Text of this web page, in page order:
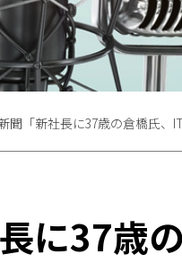
聞「新社長に37歳の倉橋氏、
に37歳